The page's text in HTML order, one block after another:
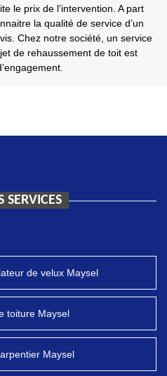
le prix de l’intervention. A part
la qualité de service d’un
Chez notre société, un service
de rehaussement de toit est
SERVICES
de velux Maysel
toiture Maysel
Maysel